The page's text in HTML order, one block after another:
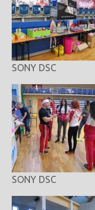
SONY DSC
SONY DSC